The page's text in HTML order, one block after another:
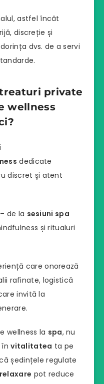
astfel încât
discreție și
dvs. de a servi
private
wellness
dedicate
discret și atent
de la sesiuni spa
și ritualuri
care onorează
rafinate, logistică
invită la
wellness la spa, nu
învitalitatea ta pe
ședințele regulate
pot reduce